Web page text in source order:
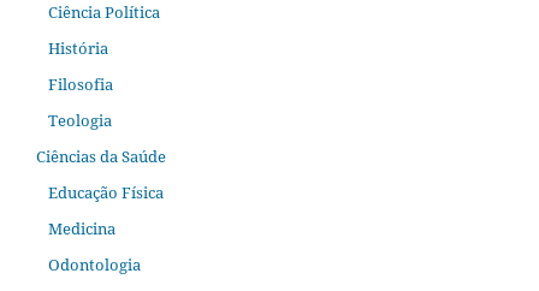
Ciência Política
História
Filosofia
Teologia
Ciências da Saúde
Educação Física
Medicina
Odontologia